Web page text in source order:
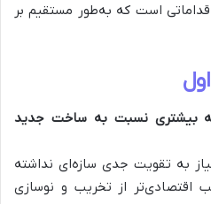
است که به‌طور مستقیم بر
بیشتری نسبت به ساخت جدید
به تقویت جدی سازه‌ای نداشته
اقتصادی‌تر از تخریب و نوسازی